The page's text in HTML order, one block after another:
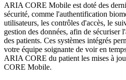
ARIA CORE Mobile est doté des
sécurité, comme l'authentification
utilisateurs, les contrôles d'accès, le
gestion des données, afin de sécuriser
des patients. Ces systèmes intégrés
votre équipe soignante de voir en
ARIA CORE du patient les mises à
CORE Mobile.